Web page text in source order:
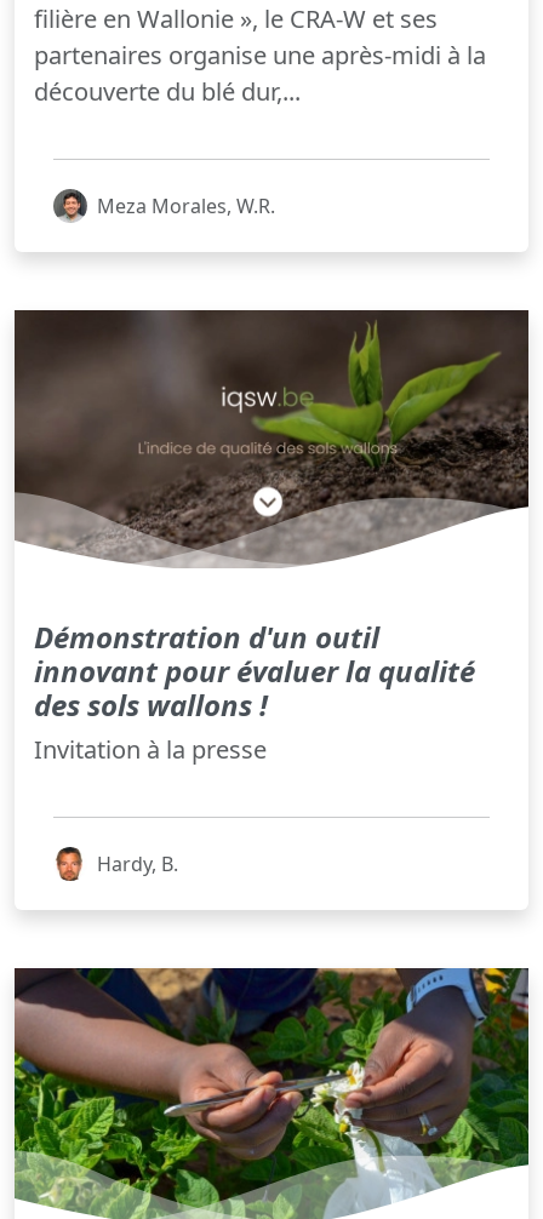
filière en Wallonie », le CRA-W et ses
partenaires organise une après-midi à la
découverte du blé dur,...
Meza Morales, W.R.
Démonstration d'un outil
innovant pour évaluer la qualité
des sols wallons !
Invitation à la presse
Hardy, B.